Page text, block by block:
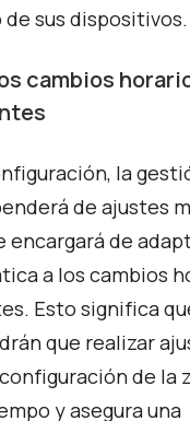
sus dispositivos.
cambios
la
de ajustes
encargará de
a los cambios
Esto significa
que realizar
de la
y asegura una